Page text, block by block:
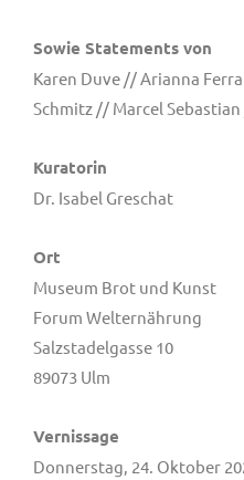
Sowie Statements von
Karen Duve // Arianna
Schmitz // Marcel
Kuratorin
Dr. Isabel Greschat
Ort
Museum Brot und Kunst
Forum Welternährung
Salzstadelgasse 10
89073 Ulm
Vernissage
Donnerstag, 24. Oktober